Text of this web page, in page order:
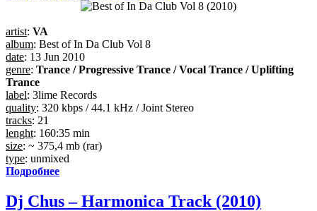
artist: VA
album: Best of In Da Club Vol 8
date: 13 Jun 2010
genre: Trance / Progressive Trance / Vocal Trance / Uplifting
Trance
label: 3lime Records
quality: 320 kbps / 44.1 kHz / Joint Stereo
tracks: 21
lenght: 160:35 min
size: ~ 375,4 mb (rar)
type: unmixed
Подробнее
Dj Chus – Harmonica Track (2010)